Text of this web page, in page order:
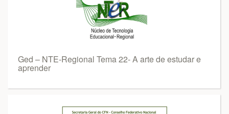
Ged – NTE-Regional Tema 22- A arte de estudar e
aprender